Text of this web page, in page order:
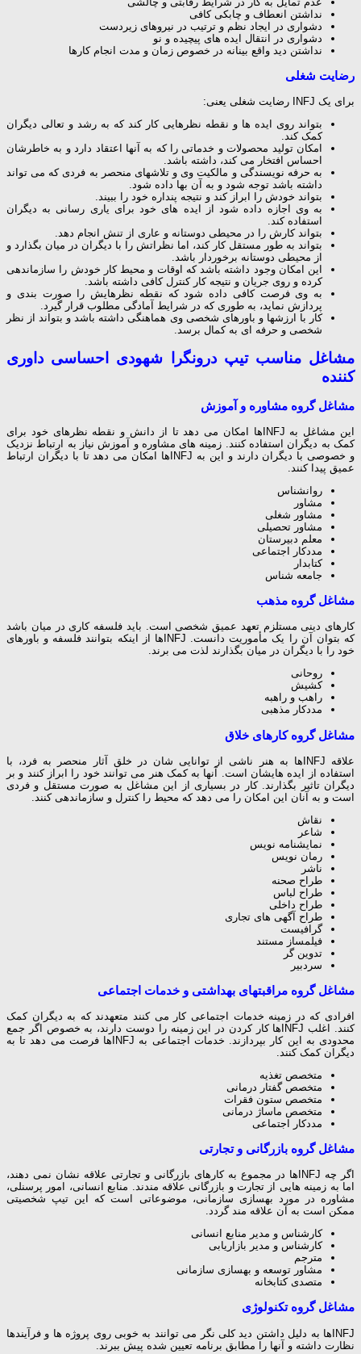
نداشتن انعطاف و چابكی كافی
دشواری در ایجاد نظم و ترتیب در نیروهای زیردست
دشواری در انتقال ایده های پیچیده و نو
نداشتن دید واقع بینانه در خصوص زمان و مدت انجام كارها
رضایت شغلی
برای یک INFJ رضایت شغلی یعنی:
بتواند روی ایده ها و نقطه نظرهایی کار کند که به رشد و تعالی دیگران
کمک کند.
امکان تولید محصولات و خدماتی را که به آنها اعتقاد دارد و به خاطرشان
احساس افتخار می کند، داشته باشد.
به حرفه نویسندگی و مالکیت وی و تلاشهای منحصر به فردی که می تواند
داشته باشد توجه شود و به آن بها داده شود.
بتواند خودش را ابراز کند و نتیجه پنداره خود را ببیند.
به وی اجازه داده شود از ایده های خود برای یاری رسانی به دیگران
استفاده کند.
بتواند کارش را در محیطی دوستانه و عاری از تنش انجام دهد.
بتواند به طور مستقل کار کند، اما نظراتش را با دیگران در میان بگذارد و
از محیطی دوستانه برخوردار باشد.
این امکان وجود داشته باشد که اوقات و محیط کار خودش را سازماندهی
کرده و روی جریان و نتیجه کار کنترل کافی داشته باشد.
به وی فرصت کافی داده شود که نقطه نظرهایش را صورت بندی و
پردازش نماید، به طوری که در شرایط آمادگی مطلوب قرار گیرد.
کار با ارزشها و باورهای شخصی وی هماهنگی داشته باشد و بتواند از نظر
شخصی و حرفه ای به کمال برسد.
مشاغل مناسب تیپ درونگرا شهودی احساسی داوری
کننده
مشاغل گروه مشاوره و آموزش
این مشاغل به INFJها امکان می دهد تا از دانش و نقطه نظرهای خود برای
کمک به دیگران استفاده کنند. زمینه های مشاوره و آموزش نیاز به ارتباط نزدیک
و خصوصی با دیگران دارند و این به INFJها امکان می دهد تا با دیگران ارتباط
عمیق پیدا کنند.
روانشناس
مشاور
مشاور شغلی
مشاور تحصیلی
معلم دبیرستان
مددکار اجتماعی
کتابدار
جامعه شناس
مشاغل گروه مذهب
کارهای دینی مستلزم تعهد عمیق شخصی است. باید فلسفه کاری در میان باشد
که بتوان آن را یک مأموریت دانست. INFJها از اینکه بتوانند فلسفه و باورهای
خود را با دیگران در میان بگذارند لذت می برند.
روحانی
کشیش
راهب و راهبه
مددکار مذهبی
مشاغل گروه کارهای خلاق
علاقه INFJها به هنر ناشی از توانایی شان در خلق آثار منحصر به فرد، با
استفاده از ایده هایشان است. آنها به کمک هنر می توانند خود را ابراز کنند و بر
دیگران تاثیر بگذارند. کار در بسیاری از این مشاغل به صورت مستقل و فردی
است و به آنان این امکان را می دهد که محیط را کنترل و سازماندهی کنند.
نقاش
شاعر
نمایشنامه نویس
رمان نویس
ناشر
طراح صحنه
طراح لباس
طراح داخلی
طراح آگهی های تجاری
گرافیست
فیلمساز مستند
تدوین گر
سردبیر
مشاغل گروه مراقبتهای بهداشتی و خدمات اجتماعی
افرادی که در زمینه خدمات اجتماعی کار می کنند متعهدند که به دیگران کمک
کنند. اغلب INFJها کار کردن در این زمینه را دوست دارند، به خصوص اگر جمع
محدودی به این کار بپردازند. خدمات اجتماعی به INFJها فرصت می دهد تا به
دیگران کمک کنند.
متخصص تغذیه
متخصص گفتار درمانی
متخصص ستون فقرات
متخصص ماساژ درمانی
مددکار اجتماعی
مشاغل گروه بازرگانی و تجارتی
اگر چه INFJها در مجموع به کارهای بازرگانی و تجارتی علاقه نشان نمی دهند،
اما به زمینه هایی از تجارت و بازرگانی علاقه مندند. منابع انسانی، امور پرسنلی،
مشاوره در مورد بهسازی سازمانی، موضوعاتی است که این تیپ شخصیتی
ممکن است به آن علاقه مند گردد.
کارشناس و مدیر منابع انسانی
کارشناس و مدیر بازاریابی
مترجم
مشاور توسعه و بهسازی سازمانی
متصدی کتابخانه
مشاغل گروه تکنولوژی
INFJها به دلیل داشتن دید کلی نگر می توانند به خوبی روی پروژه ها و فرآیندها
نظارت داشته و آنها را مطابق برنامه تعیین شده پیش ببرند.